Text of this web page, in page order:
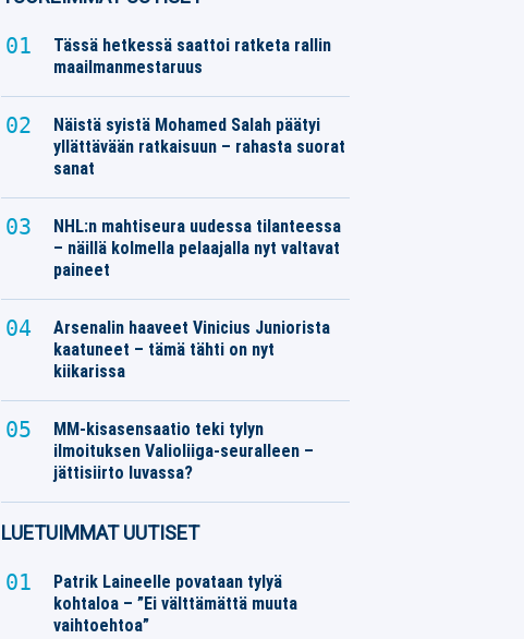
Tässä hetkessä saattoi ratketa rallin
maailmanmestaruus
Näistä syistä Mohamed Salah päätyi
yllättävään ratkaisuun – rahasta suorat
sanat
NHL:n mahtiseura uudessa tilanteessa
– näillä kolmella pelaajalla nyt valtavat
paineet
Arsenalin haaveet Vinicius Juniorista
kaatuneet – tämä tähti on nyt
kiikarissa
MM-kisasensaatio teki tylyn
ilmoituksen Valioliiga-seuralleen –
jättisiirto luvassa?
LUETUIMMAT UUTISET
Patrik Laineelle povataan tylyä
kohtaloa – ”Ei välttämättä muuta
vaihtoehtoa”